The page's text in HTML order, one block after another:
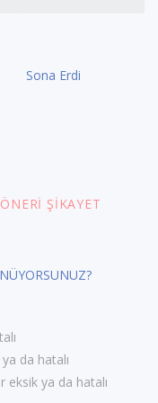
Sona Erdi
ÖNERI ŞIKAYET
da hatalı
eksik ya da hatalı